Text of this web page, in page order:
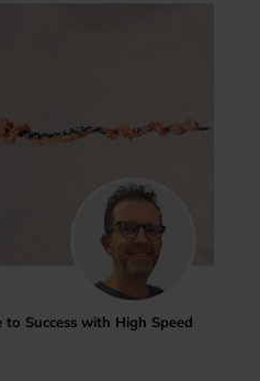
Success with High Speed